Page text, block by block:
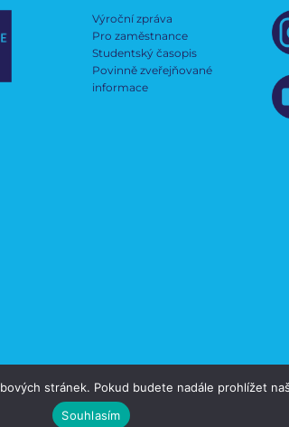
Výroční zpráva
Pro zaměstnance
Studentský časopis
Povinně zveřejňované
informace
stránek. Pokud budete nadále prohlížet
Souhlasím